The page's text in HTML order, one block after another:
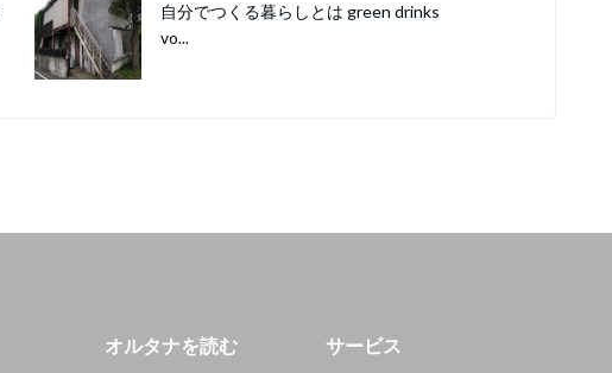
自分でつくる暮らしとは green drinks
vo...
オルタナを読む サービス